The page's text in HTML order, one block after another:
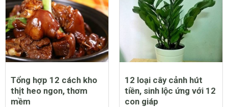
Tổng hợp 12 cách kho
thịt heo ngon, thơm
mềm
12 loại cây cảnh hút
tiền, sinh lộc ứng với 12
con giáp